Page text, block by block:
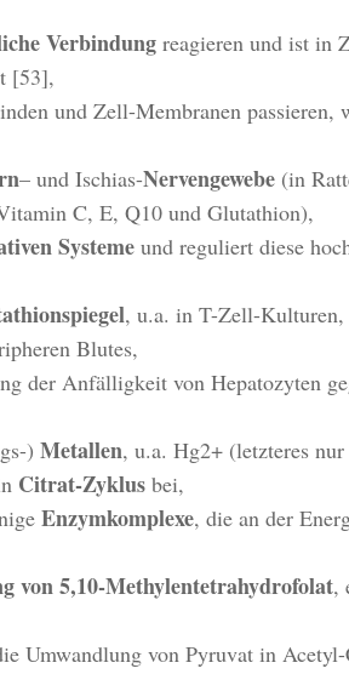
Verbindung reagieren und ist in
[53],
und Zell-Membranen passieren,
– und Ischias-Nervengewebe (in
C, E, Q10 und Glutathion),
Systeme und reguliert diese
, u.a. in T-Zell-Kulturen,
Blutes,
der Anfälligkeit von Hepatozyten
) Metallen, u.a. Hg2+ (letzteres
Citrat-Zyklus bei,
Enzymkomplexe, die an der
von 5,10-Methylentetrahydrofolat,
Umwandlung von Pyruvat in